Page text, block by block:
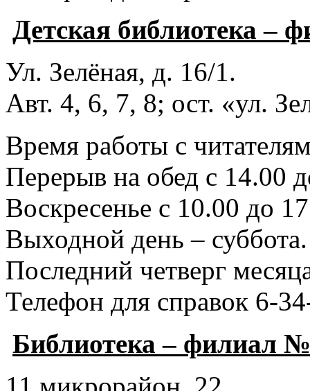
Детская библиотека –
Ул. Зелёная, д. 16/1.
Авт. 4, 6, 7, 8; ост. «ул.
Время работы с
Перерыв на обед с 14.00
Воскресенье с 10.00 до
Выходной день – суббота.
Последний четверг
Телефон для справок 6-
Библиотека – филиал